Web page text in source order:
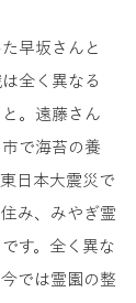
早坂さんと
全く異なる
。遠藤さん
で海苔の養
日本大震災で
み、みやぎ霊
す。全く異な
では霊園の整